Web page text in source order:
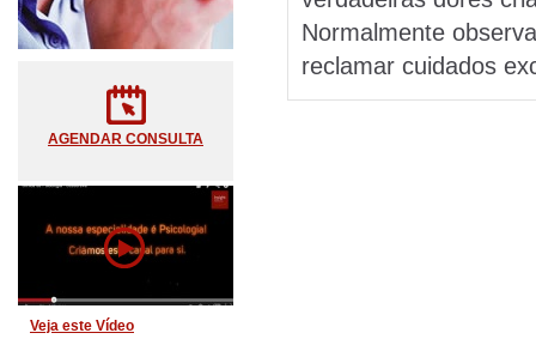
Normalmente
reclamar cuidados
AGENDAR CONSULTA
Veja este Vídeo